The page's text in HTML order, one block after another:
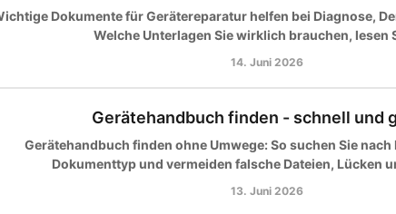
Dokumente für Gerätereparatur helfen bei Diagnose,
Welche Unterlagen Sie wirklich brauchen, lesen
14. Juni 2026
Gerätehandbuch finden - schnell und
Gerätehandbuch finden ohne Umwege: So suchen Sie
Dokumenttyp und vermeiden falsche Dateien, Lücken
13. Juni 2026